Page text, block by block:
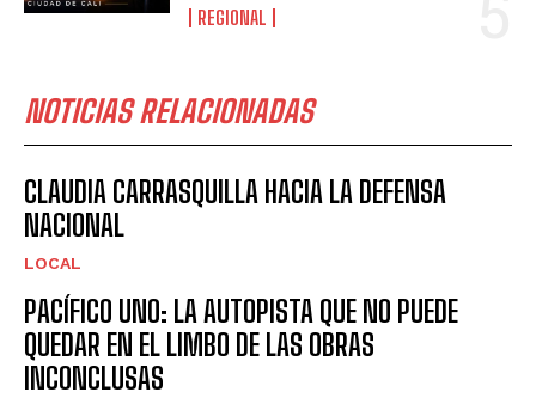
REGIONAL
NOTICIAS RELACIONADAS
CLAUDIA CARRASQUILLA HACIA LA DEFENSA
NACIONAL
LOCAL
PACÍFICO UNO: LA AUTOPISTA QUE NO PUEDE
QUEDAR EN EL LIMBO DE LAS OBRAS
INCONCLUSAS